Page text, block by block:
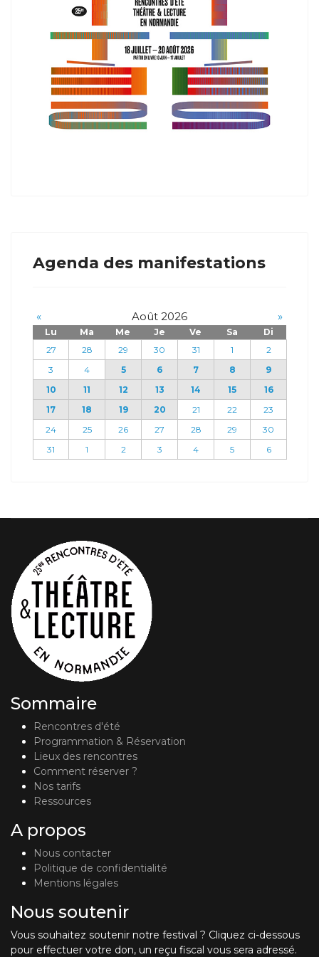
Agenda des manifestations
« Août 2026 »
Lu Ma Me Je Ve Sa
Di
27
28 29 30 31 1
2
3
4 5 6 7 8
9
10
11 12 13 14 15
16
17
18 19 20 21 22
23
24
25 26 27 28 29
30
31
1 2 3 4 5 6
Sommaire
Rencontres d'été
Programmation & Réservation
Lieux des rencontres
Comment réserver ?
Nos tarifs
Ressources
A propos
Nous contacter
Politique de confidentialité
Mentions légales
Nous soutenir
Vous souhaitez soutenir notre festival ? Cliquez ci-dessous
pour effectuer votre don, un reçu fiscal vous sera adressé.